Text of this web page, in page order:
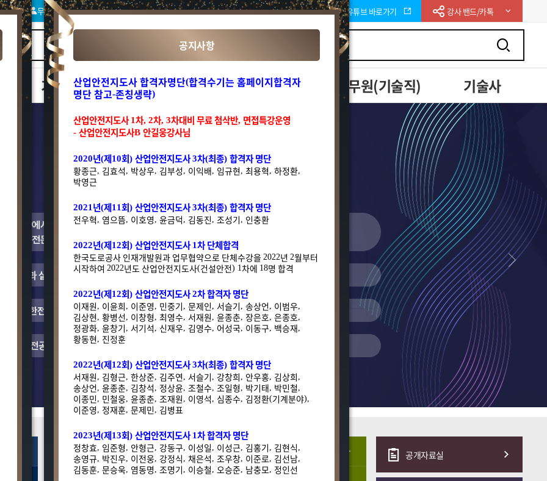
무료 회원가입 고객센터 나의강의실 장바구니 학원 유튜브 바로가기 강사 밴드/카톡
기초공학 기능사 공사/공단취업 공무원(기술직) 기술사
시험일정 합격자배출현황및수기 공개자료실
공지사항
산업안전지도사 합격자명단(합격수기는 홈페이지합격자
명단 참고-존칭생략)
산업안전지도사1차, 2차, 3차대비 무료 첨삭반, 면접특강운영
- 산업안전지도사B 안길웅강사님
2020년(제10회) 산업안전지도사3차(최종) 합격자 명단
황종근, 김효석 , 박상우, 김부성 , 이익배, 임규현 , 최용혁 , 하정환,
박영근
2021 년(제11회) 산업안전지도사3차(최종) 합격자 명단
전우혁 , 염으뜸, 이호영 , 윤금덕 , 김동진 , 조성기 , 인충환
2022년(제12회) 산업안전지도사1차 단체합격
한국도로공사 인재개발원과 업무협약으로 단체수강을 2022년 2월부터
시작하여 2022년도 산업안전지도사(건설안전) 1차에 18명 합격
2022년(제12회) 산업안전지도사2차 합격자 명단
이재원 , 이윤희 , 이준영 , 민중기 , 문제인 , 서슬기 , 송상언 , 이범우,
김상현 , 황병선 , 이창형 , 최영수, 서재원 , 윤종춘, 장은호, 은종호,
정광화, 윤창기 , 서기석 , 신재우, 김영수, 어성국, 이동구, 백승재,
황동현 , 진정훈
2022년(제12회) 산업안전지도사3차(최종) 합격자 명단
서재원 , 김형근, 한상준, 김주연 , 서슬기 , 강창희 , 안우홍, 김상희 ,
송상언 , 윤종춘, 김창석 , 정상윤, 조철수, 조일형 , 박기태, 박민철 ,
이종민 , 민철웅, 윤종춘, 조재원 , 이영석 , 심종수, 김정환(기계분야),
이준영 , 정재훈, 문제민 , 김병표
2023년(제13회) 산업안전지도사1차 합격자 명단
정창효, 임준형 , 안형근, 강동구, 이성일 , 이성근, 김홍기 , 김현식 ,
송영규, 박진우, 이전웅, 강정식 , 채은석 , 조우창, 이준로, 김선남,
김동훈, 문승욱, 염동명 , 조명기 , 이승철 , 오승준, 남충모, 정인선